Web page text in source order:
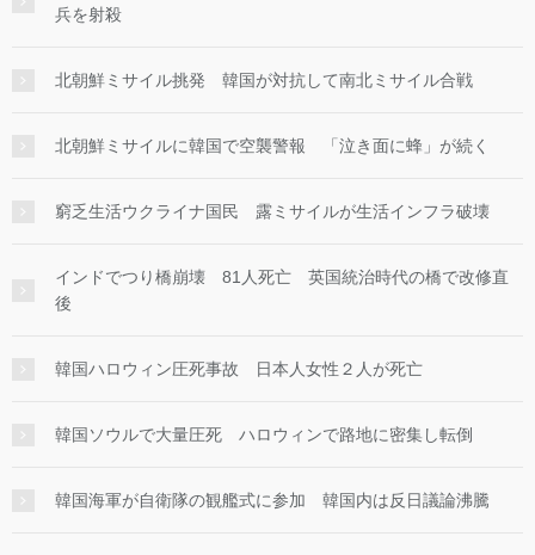
兵を射殺
北朝鮮ミサイル挑発 韓国が対抗して南北ミサイル合戦
北朝鮮ミサイルに韓国で空襲警報 「泣き面に蜂」が続く
窮乏生活ウクライナ国民 露ミサイルが生活インフラ破壊
インドでつり橋崩壊 81人死亡 英国統治時代の橋で改修直
後
韓国ハロウィン圧死事故 日本人女性２人が死亡
韓国ソウルで大量圧死 ハロウィンで路地に密集し転倒
韓国海軍が自衛隊の観艦式に参加 韓国内は反日議論沸騰